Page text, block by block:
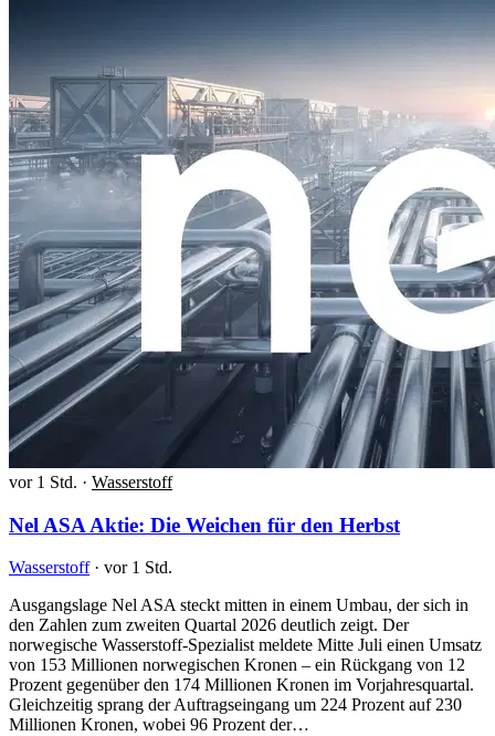
vor 1 Std. · Wasserstoff
Nel ASA Aktie: Die Weichen für den Herbst
Wasserstoff · vor 1 Std.
Ausgangslage Nel ASA steckt mitten in einem Umbau, der sich in
den Zahlen zum zweiten Quartal 2026 deutlich zeigt. Der
norwegische Wasserstoff-Spezialist meldete Mitte Juli einen Umsatz
von 153 Millionen norwegischen Kronen – ein Rückgang von 12
Prozent gegenüber den 174 Millionen Kronen im Vorjahresquartal.
Gleichzeitig sprang der Auftragseingang um 224 Prozent auf 230
Millionen Kronen, wobei 96 Prozent der…